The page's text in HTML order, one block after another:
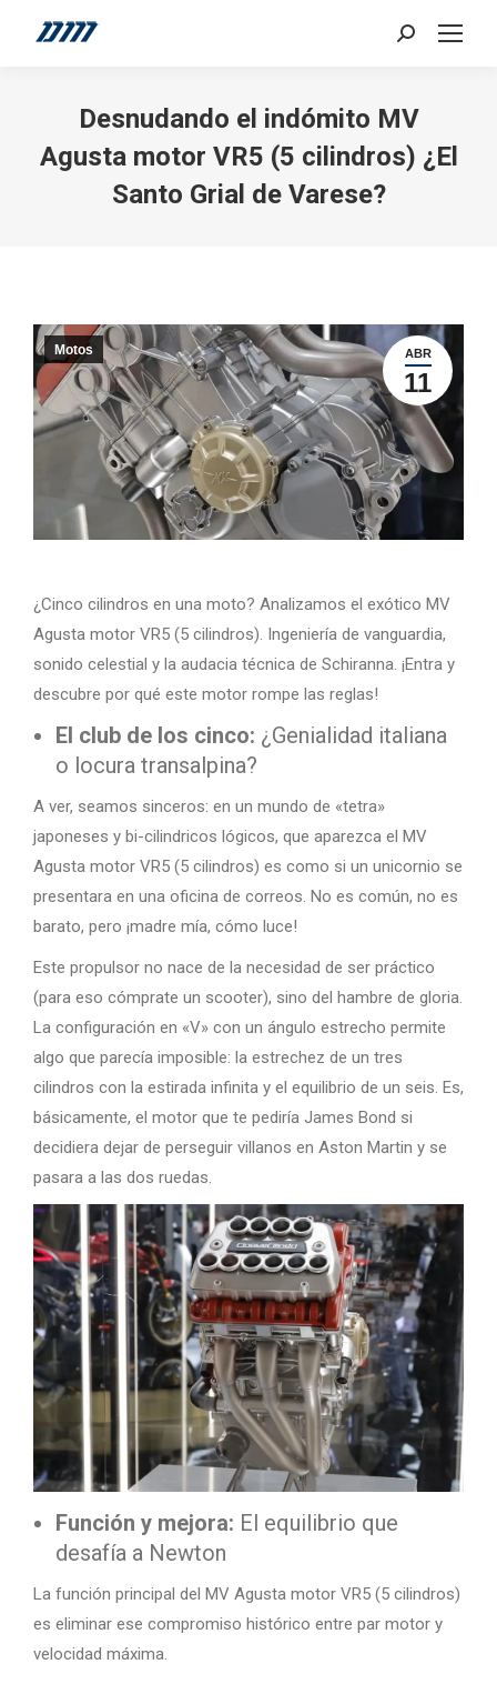
Search:
Desnudando el indómito MV
Agusta motor VR5 (5 cilindros) ¿El
Santo Grial de Varese?
ABR
11
Motos
¿Cinco cilindros en una moto? Analizamos el exótico MV
Agusta motor VR5 (5 cilindros). Ingeniería de vanguardia,
sonido celestial y la audacia técnica de Schiranna. ¡Entra y
descubre por qué este motor rompe las reglas!
El club de los cinco: ¿Genialidad italiana
o locura transalpina?
A ver, seamos sinceros: en un mundo de «tetra»
japoneses y bi-cilindricos lógicos, que aparezca el MV
Agusta motor VR5 (5 cilindros) es como si un unicornio se
presentara en una oficina de correos. No es común, no es
barato, pero ¡madre mía, cómo luce!
Este propulsor no nace de la necesidad de ser práctico
(para eso cómprate un scooter), sino del hambre de gloria.
La configuración en «V» con un ángulo estrecho permite
algo que parecía imposible: la estrechez de un tres
cilindros con la estirada infinita y el equilibrio de un seis. Es,
básicamente, el motor que te pediría James Bond si
decidiera dejar de perseguir villanos en Aston Martin y se
pasara a las dos ruedas.
Función y mejora: El equilibrio que
desafía a Newton
La función principal del MV Agusta motor VR5 (5 cilindros)
es eliminar ese compromiso histórico entre par motor y
velocidad máxima.